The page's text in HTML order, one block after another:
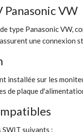
Panasonic VW
type Panasonic VW,
une connexion
installée sur les
de plaque
suivants :